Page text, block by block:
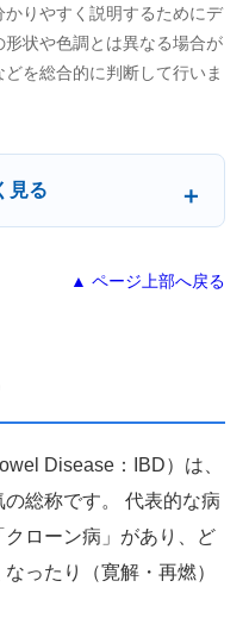
りやすく説明するためにデ
状や色調とは異なる場合が
を総合的に判断して行いま
見る
▲ ページ上部へ戻る
Disease：IBD）は、
総称です。 代表的な病
ローン病」があり、ど
ったり（寛解・再燃）